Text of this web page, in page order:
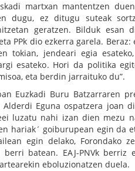
martxan mantentzen
dugu, ez ditugu suteak
geratzen. Bilduk esan
PPk dio ezkerra garela. Beraz:
tokian, jendeari egia
esateko. Hori da politika
eta berdin jarraituko du”.
Euzkadi Buru Batzarraren
Eguna ospatzera joan
luzatu nahi izan dien mezu
hariak´ goiburupean egin da
egin delako, Forondako
batean. EAJ-PNVk berriz
eboluzionatzen duela.